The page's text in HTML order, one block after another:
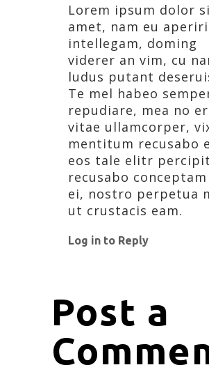
Lorem ipsum dolor
amet, nam eu aperiri
intellegam, doming
viderer an vim, cu
ludus putant
Te mel habeo
repudiare, mea no
vitae ullamcorper,
mentitum recusabo
eos tale elitr
recusabo conceptam
ei, nostro perpetua
ut crustacis eam.
Log in to Reply
Post a